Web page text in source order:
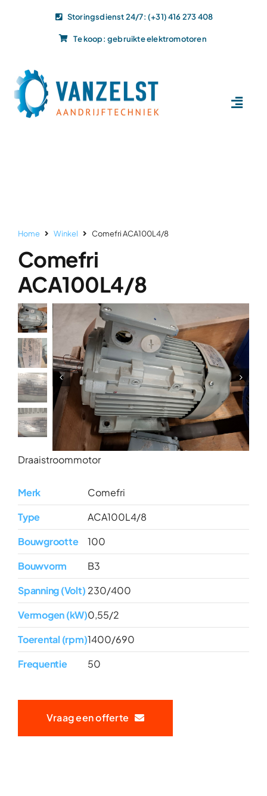
Storingsdienst 24/7: (+31) 416 273 408
Te koop: gebruikte elektromotoren
Over ons
Contact
Home Winkel Comefri ACA100L4/8
Comefri
ACA100L4/8
Draaistroommotor
Merk
Comefri
Type
ACA100L4/8
Bouwgrootte
100
Bouwvorm
B3
Spanning (Volt) 230/400
Vermogen (kW)0,55/2
Toerental (rpm)1400/690
Frequentie
50
Vraag een offerte